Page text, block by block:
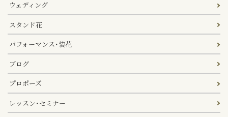
ウェディング
スタンド花
パフォーマンス･装花
ブログ
プロポーズ
レッスン･セミナー